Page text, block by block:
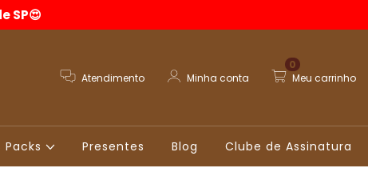
SP😍
Atendimento Minha conta Meu carrinho
0
Packs Presentes Blog Clube de Assinatura